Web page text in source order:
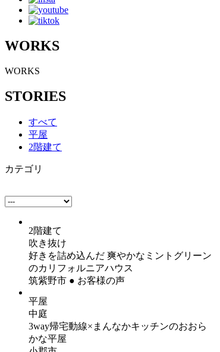
WORKS
WORKS
STORIES
すべて
平屋
2階建て
カテゴリ
2階建て
吹き抜け
好きを詰め込んだ 爽やかなミントグリーン
のカリフォルニアハウス
筑紫野市 ● お客様の声
平屋
中庭
3way帰宅動線×まんなかキッチンのおおら
かな平屋